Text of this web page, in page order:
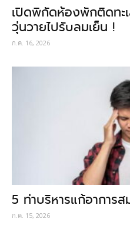
เปิดพิกัดห้องพักติดทะ
วุ่นวายไปรับลมเย็น !
ก.ค. 16, 2026
5 ท่าบริหารแก้อาการ
ก.ค. 15, 2026